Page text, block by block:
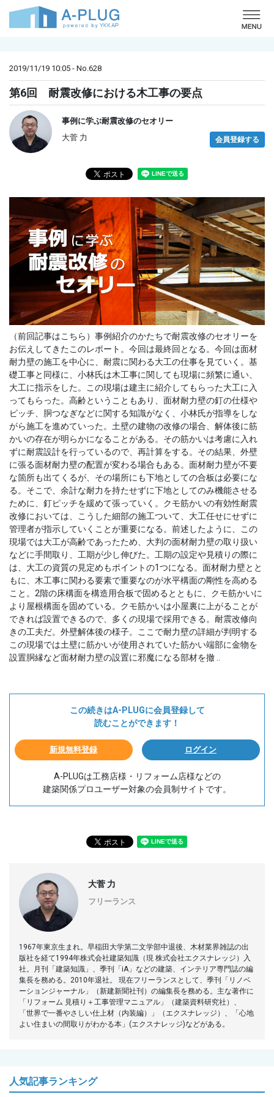
2019/11/19 10:05 - No.628
第6回 耐震改修における木工事の要点
事例に学ぶ耐震改修のセオリー
大菅 力
会員登録する
（前回記事はこちら）事例紹介のかたちで耐震改修のセオリーを
お伝えしてきたこのレポート。今回は最終回となる。今回は面材
耐力壁の施工を中心に、耐震に関わる大工の仕事を見ていく。基
礎工事と同様に、小林氏は木工事に関しても現場に頻繁に通い、
大工に指示をした。この現場は建主に紹介してもらった大工に入
ってもらった。高齢ということもあり、面材耐力壁の釘の仕様や
ピッチ、胴つなぎなどに関する知識がなく、小林氏が指導をしな
がら施工を進めていった。土壁の建物の改修の場合、解体後に筋
かいの存在が明らかになることがある。その筋かいは考慮に入れ
ずに耐震設計を行っているので、再計算をする。その結果、外壁
に張る面材耐力壁の配置が変わる場合もある。面材耐力壁が不要
な箇所も出てくるが、その場所にも下地としての合板は必要にな
る。そこで、余計な耐力を持たせずに下地としてのみ機能させる
ために、釘ピッチを緩めて張っていく。クモ筋かいの有効性耐震
改修においては、こうした細部の施工ついて、大工任せにせずに
管理者が指示していくことが重要になる。前述したように、この
現場では大工が高齢であったため、大判の面材耐力壁の取り扱い
などに手間取り、工期が少し伸びた。工期の設定や見積りの際に
は、大工の資質の見定めもポイントの1つになる。面材耐力壁とと
もに、木工事に関わる要素で重要なのが水平構面の剛性を高める
こと。2階の床構面を構造用合板で固めるとともに、クモ筋かいに
より屋根構面を固めている。クモ筋かいは小屋裏に上がることが
できれば設置できるので、多くの現場で採用できる。耐震改修向
きの工夫だ。外壁解体後の様子。ここで耐力壁の詳細が判明する
この現場では土壁に筋かいが使用されていた筋かい端部に金物を
設置胴縁など面材耐力壁の設置に邪魔になる部材を撤 ..
この続きはA-PLUGに会員登録して
読むことができます！
新規無料登録 ログイン
A-PLUGは工務店様・リフォーム店様などの
建築関係プロユーザー対象の会員制サイトです。
大菅 力
フリーランス
1967年東京生まれ。早稲田大学第二文学部中退後、木材業界雑誌の出
版社を経て1994年株式会社建築知識（現 株式会社エクスナレッジ）入
社。月刊「建築知識」、季刊「iA」などの建築、インテリア専門誌の編
集長を務める。2010年退社。 現在フリーランスとして、季刊「リノベ
ーションジャーナル」（新建新聞社刊）の編集長を務める。主な著作に
「リフォーム 見積り＋工事管理マニュアル」（建築資料研究社）、
「世界で一番やさしい仕上材（内装編）」（エクスナレッジ）、「心地
よい住まいの間取りがわかる本」(エクスナレッジ)などがある。
人気記事ランキング